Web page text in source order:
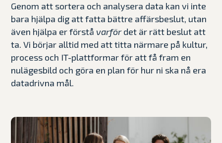
Genom att sortera och analysera data kan vi inte
bara hjälpa dig att fatta bättre affärsbeslut, utan
även hjälpa er förstå varfördet är rätt beslut att
ta. Vi börjar alltid med att titta närmare på kultur,
process och IT-plattformar för att få fram en
nulägesbild och göra en plan för hur ni ska nå era
datadrivna mål.